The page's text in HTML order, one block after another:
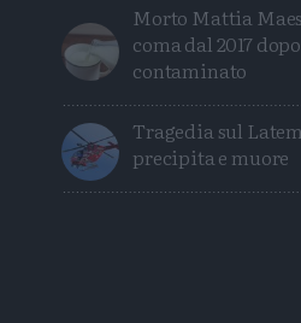
Morto Mattia
coma dal 2017
contaminato
Tragedia sul
precipita e muore